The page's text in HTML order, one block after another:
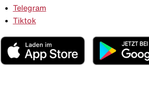
Telegram
Tiktok